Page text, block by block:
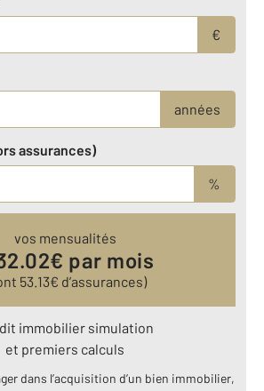
€
années
assurances)
%
vos mensualités
€ par mois
53.13€ d’assurances)
immobilier simulation
et premiers calculs
dans l’acquisition d’un bien immobilier,